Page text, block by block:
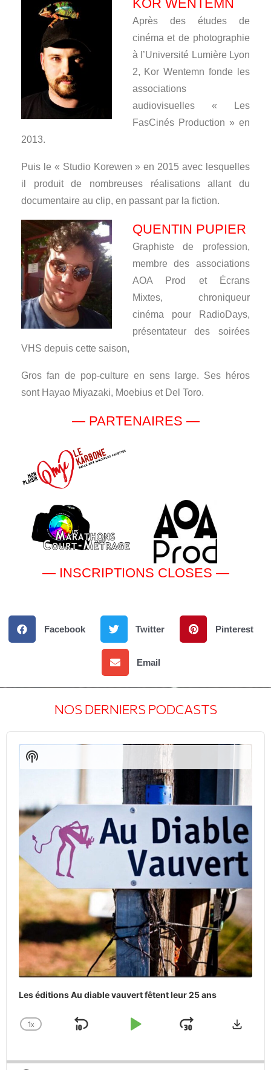
KOR WENTEMN
Après des études de
cinéma et de photographie
à l’Université Lumière Lyon
2, Kor Wentemn fonde les
associations
audiovisuelles « Les
FasCinés Production » en
2013.
Puis le « Studio Korewen » en 2015 avec lesquelles
il produit de nombreuses réalisations allant du
documentaire au clip, en passant par la fiction.
QUENTIN PUPIER
Graphiste de profession,
membre des associations
AOA Prod et Écrans
Mixtes, chroniqueur
cinéma pour RadioDays,
présentateur des soirées
VHS depuis cette saison,
Gros fan de pop-culture en sens large. Ses héros
sont Hayao Miyazaki, Moebius et Del Toro.
— PARTENAIRES —
— INSCRIPTIONS CLOSES —
Facebook Twitter Pinterest
Email
NOS DERNIERS PODCASTS
Audio
Player
Les éditions Au diable vauvert fêtent leur 25 ans
CHANGE
1X
SKIP
PLAY
JUMP
Show